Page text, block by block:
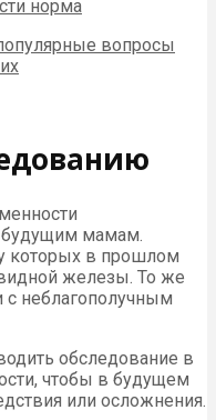
будущим мамам.
которых в прошлом
железы. То же
с неблагополучным
обследование в
чтобы в будущем
или осложнения.